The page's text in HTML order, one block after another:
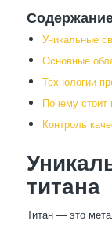
Уникальные
Основные
Технологии
Почему стоит
Контроль
титана
Титан — это